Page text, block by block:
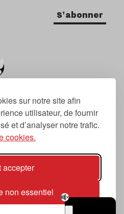
sur notre site afin
utilisateur, de fournir
et d’analyser notre trafic.
cookies.
accepter
non essentiel
S'abonner
sur la
tendances, dont la
de 2007.
« prochain », « suivant
thématique du
nouvelles tendances
de la musique
du hip hop, et des
de société liés à la